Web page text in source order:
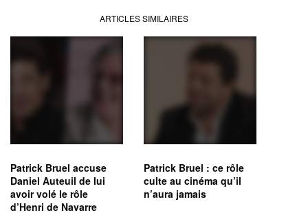
ARTICLES SIMILAIRES
Patrick Bruel accuse
Daniel Auteuil de lui
avoir volé le rôle
d’Henri de Navarre
Patrick Bruel : ce rôle
culte au cinéma qu’il
n’aura jamais